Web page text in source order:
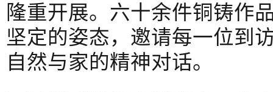
隆重开展。六十余件铜铸作
坚定的姿态，邀请每一位到
自然与家的精神对话。